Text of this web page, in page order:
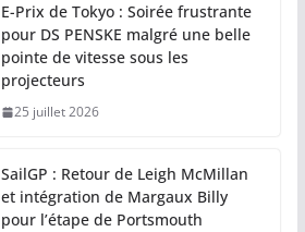
E-Prix de Tokyo : Soirée frustrante
pour DS PENSKE malgré une belle
pointe de vitesse sous les
projecteurs
25 juillet 2026
SailGP : Retour de Leigh McMillan
et intégration de Margaux Billy
pour l’étape de Portsmouth